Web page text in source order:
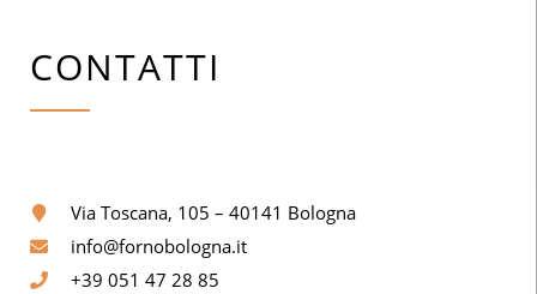
CONTATTI
Via Toscana, 105 – 40141 Bologna
info@fornobologna.it
+39 051 47 28 85